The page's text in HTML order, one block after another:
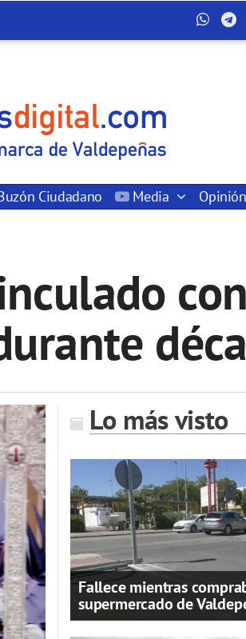
Ciudadano Media Opinión
Lo más visto
Fallece mientras
supermercado de